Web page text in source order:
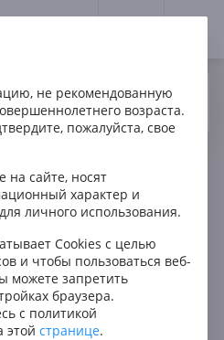
Да
Сухое
Испания
Mar Garnacha Rosado Utiel
DO
не рекомендованную
возраста.
пожалуйста, свое
сайте, носят
характер и
личного использования.
Cookies с целью
и чтобы пользоваться веб-
можете запретить
браузера.
с политикой
этой странице.